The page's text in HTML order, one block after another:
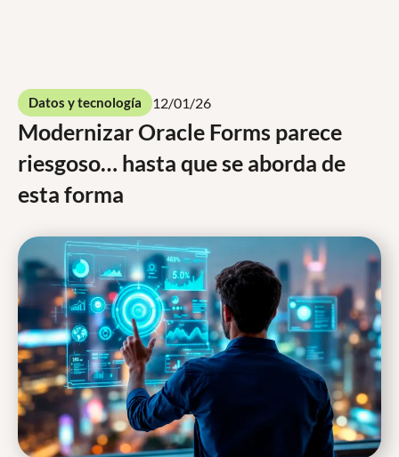
Datos y tecnología 12/01/26
Modernizar Oracle Forms parece
riesgoso… hasta que se aborda de
esta forma